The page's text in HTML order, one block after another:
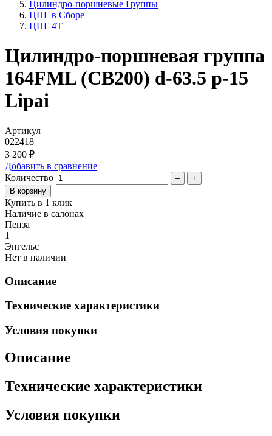
Цилиндро-поршневые Группы
ЦПГ в Сборе
ЦПГ 4T
Цилиндро-поршневая группа
164FML (CB200) d-63.5 p-15
Lipai
Артикул
022418
3 200 ₽
Добавить в сравнение
Количество
– +
Купить в 1 клик
Наличие в салонах
Пенза
1
Энгельс
Нет в наличии
Описание
Технические характеристики
Условия покупки
Описание
Технические характеристики
Условия покупки